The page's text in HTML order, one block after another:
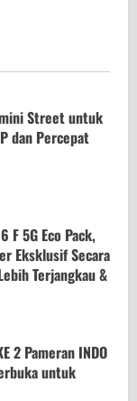
Street untuk
dan Percepat
F 5G Eco Pack,
Eksklusif Secara
Terjangkau &
2 Pameran INDO
untuk